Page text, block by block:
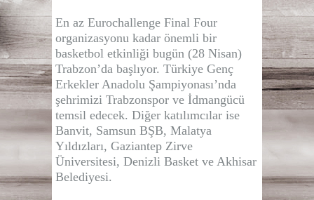
En az Eurochallenge Final Four
organizasyonu kadar önemli bir
basketbol etkinliği bugün (28 Nisan)
Trabzon’da başlıyor. Türkiye Genç
Erkekler Anadolu Şampiyonası’nda
şehrimizi Trabzonspor ve İdmangücü
temsil edecek. Diğer katılımcılar ise
Banvit, Samsun BŞB, Malatya
Yıldızları, Gaziantep Zirve
Üniversitesi, Denizli Basket ve Akhisar
Belediyesi.